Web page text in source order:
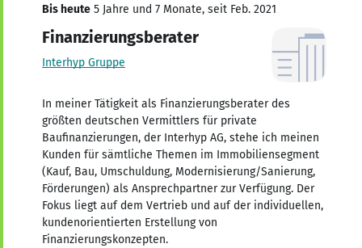
Bis heute 5 Jahre und 7 Monate, seit Feb. 2021
Finanzierungsberater
Interhyp Gruppe
In meiner Tätigkeit als Finanzierungsberater des
größten deutschen Vermittlers für private
Baufinanzierungen, der Interhyp AG, stehe ich meinen
Kunden für sämtliche Themen im Immobiliensegment
(Kauf, Bau, Umschuldung, Modernisierung/Sanierung,
Förderungen) als Ansprechpartner zur Verfügung. Der
Fokus liegt auf dem Vertrieb und auf der individuellen,
kundenorientierten Erstellung von
Finanzierungskonzepten.